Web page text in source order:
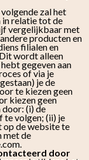
zal het
relatie tot de
vergelijkbaar met
producten en
filialen en
wordt alleen
gegeven aan
of via je
je de
te kiezen geen
kiezen geen
(i) de
te volgen; (ii) je
op de website te
met de
door